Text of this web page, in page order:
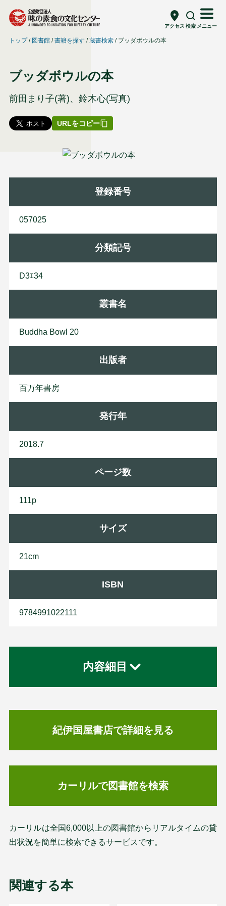
アクセス 検索 メニュー
トップ 図書館 書籍を探す 蔵書検索 ブッダボウルの本
ブッダボウルの本
前田まり子(著)、鈴木心(写真)
URLをコピー
登録番号
057025
分類記号
D3ｴ34
叢書名
Buddha Bowl 20
出版者
百万年書房
発行年
2018.7
ページ数
111p
サイズ
21cm
ISBN
9784991022111
内容細目
紀伊国屋書店で詳細を見る
カーリルで図書館を検索
カーリルは全国6,000以上の図書館からリアルタイムの貸
出状況を簡単に検索できるサービスです。
関連する本